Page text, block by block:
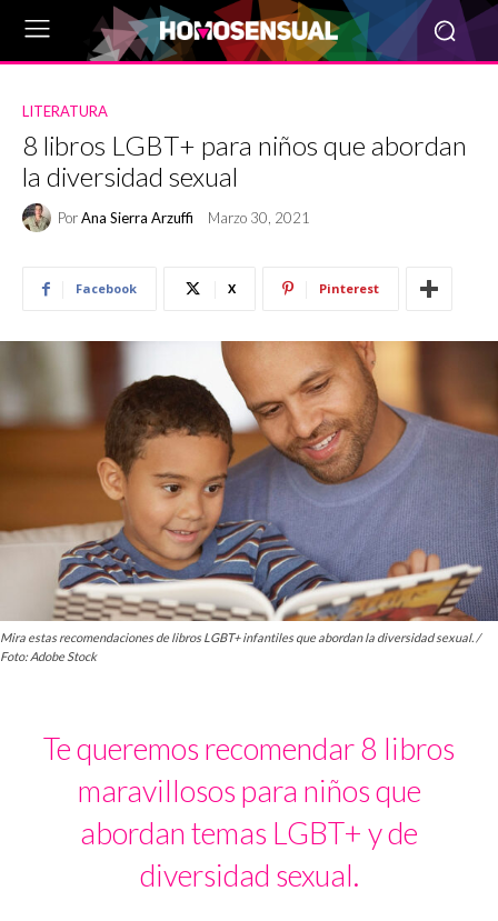
LITERATURA
8 libros LGBT+ para niños que abordan
la diversidad sexual
PorAna Sierra Arzuffi Marzo 30, 2021
Facebook X Pinterest
Mira estas recomendaciones de libros LGBT+ infantiles que abordan la diversidad sexual. /
Foto: Adobe Stock
Te queremos recomendar 8 libros
maravillosos para niños que
abordan temas LGBT+ y de
diversidad sexual.